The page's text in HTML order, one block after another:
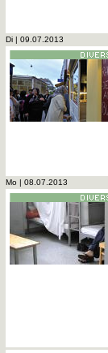
Di | 09.07.2013
Mo | 08.07.2013